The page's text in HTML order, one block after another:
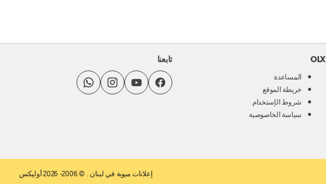
OLX
المساعدة
خريطة الموقع
شروط الإستخدام
سياسة الخاصوصية
تابعنا
إعلانات مبوبة في لبنان . © 2006- 2026 أوليكس